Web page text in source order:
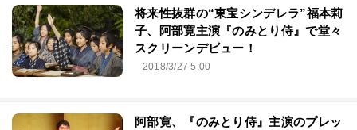
将来性抜群の“東宝シンデレラ”福本莉
子、阿部寛主演『のみとり侍』で堂々
スクリーンデビュー！
2018/3/27 5:00
阿部寛、『のみとり侍』主演のプレッ